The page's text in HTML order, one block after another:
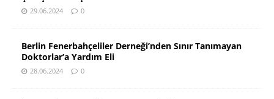
29.06.2024 0
Berlin Fenerbahçeliler Derneği’nden Sınır Tanımayan
Doktorlar’a Yardım Eli
28.06.2024 0